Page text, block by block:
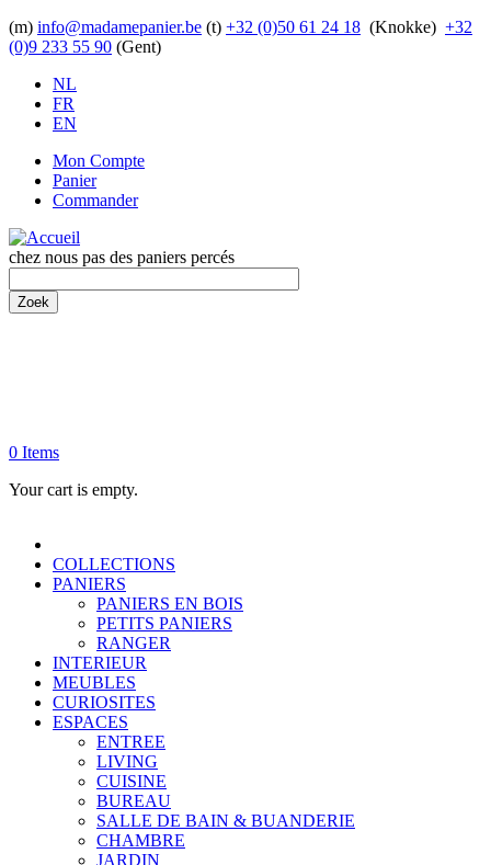
Aller au contenu principal
(m) info@madamepanier.be (t) +32 (0)50 61 24 18 (Knokke) +32
(0)9 233 55 90 (Gent)
NL
FR
EN
Mon Compte
Panier
Commander
chez nous pas des paniers percés
Zoek
0 Items
Your cart is empty.
COLLECTIONS
PANIERS
PANIERS EN BOIS
PETITS PANIERS
RANGER
INTERIEUR
MEUBLES
CURIOSITES
ESPACES
ENTREE
LIVING
CUISINE
BUREAU
SALLE DE BAIN & BUANDERIE
CHAMBRE
JARDIN